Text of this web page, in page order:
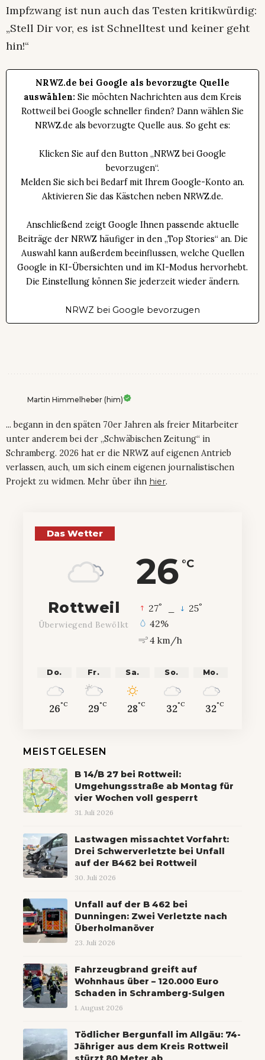
Impfzwang ist nun auch das Testen kritikwürdig:
„Stell Dir vor, es ist Schnelltest und keiner geht
hin!“
NRWZ.de bei Google als bevorzugte Quelle
auswählen: Sie möchten Nachrichten aus dem Kreis
Rottweil bei Google schneller finden? Dann wählen Sie
NRWZ.de als bevorzugte Quelle aus. So geht es:
Klicken Sie auf den Button „NRWZ bei Google
bevorzugen“.
Melden Sie sich bei Bedarf mit Ihrem Google-Konto an.
Aktivieren Sie das Kästchen neben NRWZ.de.
Anschließend zeigt Google Ihnen passende aktuelle
Beiträge der NRWZ häufiger in den „Top Stories“ an. Die
Auswahl kann außerdem beeinflussen, welche Quellen
Google in KI-Übersichten und im KI-Modus hervorhebt.
Die Einstellung können Sie jederzeit wieder ändern.
NRWZ bei Google bevorzugen
Martin Himmelheber (him)
... begann in den späten 70er Jahren als freier Mitarbeiter
unter anderem bei der „Schwäbischen Zeitung“ in
Schramberg. 2026 hat er die NRWZ auf eigenen Antrieb
verlassen, auch, um sich einem eigenen journalistischen
Projekt zu widmen. Mehr über ihn hier.
Das Wetter
26 °C
Rottweil
Überwiegend Bewölkt
27° 25°
42%
4 km/h
Do.
26°C
Fr.
29°C
Sa.
28°C
So.
32°C
Mo.
32°C
MEISTGELESEN
B 14/B 27 bei Rottweil:
Umgehungsstraße ab Montag für
vier Wochen voll gesperrt
31. Juli 2026
Lastwagen missachtet Vorfahrt:
Drei Schwerverletzte bei Unfall
auf der B462 bei Rottweil
30. Juli 2026
Unfall auf der B 462 bei
Dunningen: Zwei Verletzte nach
Überholmanöver
23. Juli 2026
Fahrzeugbrand greift auf
Wohnhaus über – 120.000 Euro
Schaden in Schramberg-Sulgen
1. August 2026
Tödlicher Bergunfall im Allgäu: 74-
Jähriger aus dem Kreis Rottweil